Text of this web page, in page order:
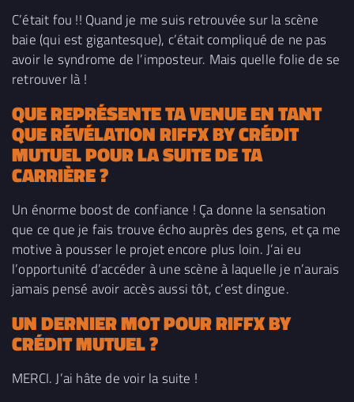
C’était fou !! Quand je me suis retrouvée sur la scène
baie (qui est gigantesque), c’était compliqué de ne pas
avoir le syndrome de l’imposteur. Mais quelle folie de se
retrouver là !
QUE REPRÉSENTE TA VENUE EN TANT
QUE RÉVÉLATION RIFFX BY CRÉDIT
MUTUEL POUR LA SUITE DE TA
CARRIÈRE ?
Un énorme boost de confiance ! Ça donne la sensation
que ce que je fais trouve écho auprès des gens, et ça me
motive à pousser le projet encore plus loin. J’ai eu
l’opportunité d’accéder à une scène à laquelle je n’aurais
jamais pensé avoir accès aussi tôt, c’est dingue.
UN DERNIER MOT POUR RIFFXBY
CRÉDIT MUTUEL?
MERCI. J’ai hâte de voir la suite !